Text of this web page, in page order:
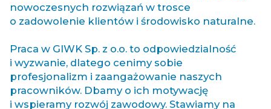
nowoczesnych rozwiązań w trosce
o zadowolenie klientów i środowisko naturalne.
Praca w GIWK Sp. z o.o. to odpowiedzialność
i wyzwanie, dlatego cenimy sobie
profesjonalizm i zaangażowanie naszych
pracowników. Dbamy o ich motywację
i wspieramy rozwój zawodowy. Stawiamy na